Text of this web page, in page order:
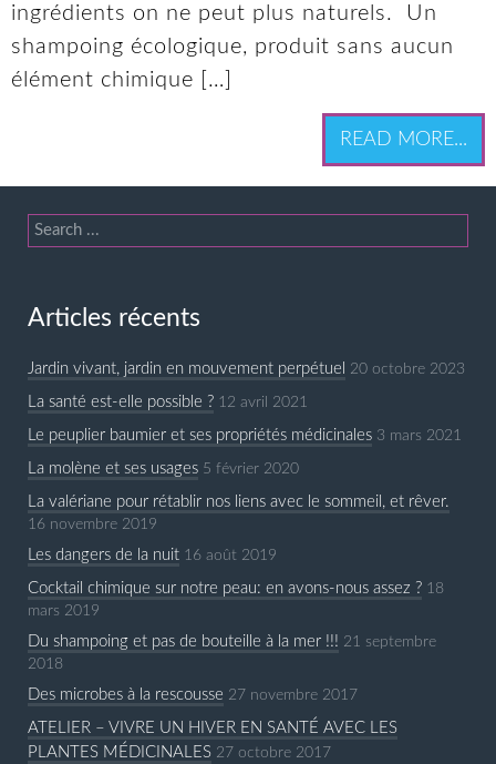
ingrédients on ne peut plus naturels. Un
shampoing écologique, produit sans aucun
élément chimique […]
READ MORE...
Articles récents
Jardin vivant, jardin en mouvement perpétuel 20 octobre 2023
La santé est-elle possible ? 12 avril 2021
Le peuplier baumier et ses propriétés médicinales 3 mars 2021
La molène et ses usages 5 février 2020
La valériane pour rétablir nos liens avec le sommeil, et rêver.
16 novembre 2019
Les dangers de la nuit 16 août 2019
Cocktail chimique sur notre peau: en avons-nous assez ? 18
mars 2019
Du shampoing et pas de bouteille à la mer !!! 21 septembre
2018
Des microbes à la rescousse 27 novembre 2017
ATELIER – VIVRE UN HIVER EN SANTÉ AVEC LES
PLANTES MÉDICINALES 27 octobre 2017